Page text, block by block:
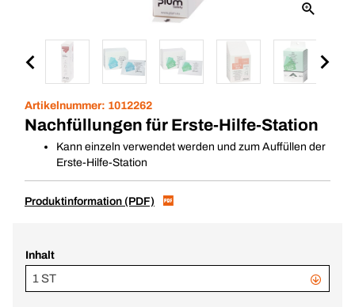
Artikelnummer: 1012262
Nachfüllungen für Erste-Hilfe-Station
Kann einzeln verwendet werden und zum Auffüllen der
Erste-Hilfe-Station
Produktinformation (PDF)
Inhalt
1 ST